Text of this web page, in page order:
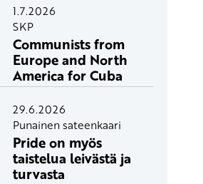
1.7.2026
SKP
Communists from
Europe and North
America for Cuba
29.6.2026
Punainen sateenkaari
Pride on myös
taistelua leivästä ja
turvasta